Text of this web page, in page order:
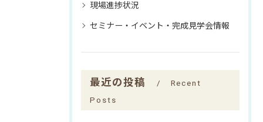
現場進捗状況
セミナー・イベント・完成見学会情報
最近の投稿
Recent
Posts